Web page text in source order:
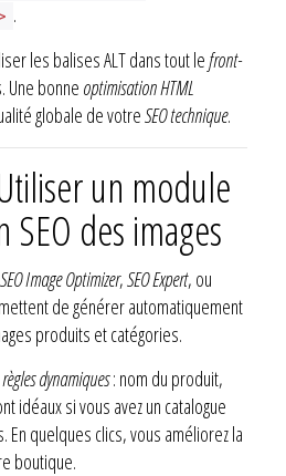
.
les balises ALT dans tout lefront-
Une bonne optimisation HTML
globale de votreSEO technique.
un module
SEO des images
SEO Image Optimizer,SEO Expert, ou
de générer automatiquement
produits et catégories.
règles dynamiques: nom du produit,
idéaux si vous avez un catalogue
quelques clics, vous améliorez la
boutique.